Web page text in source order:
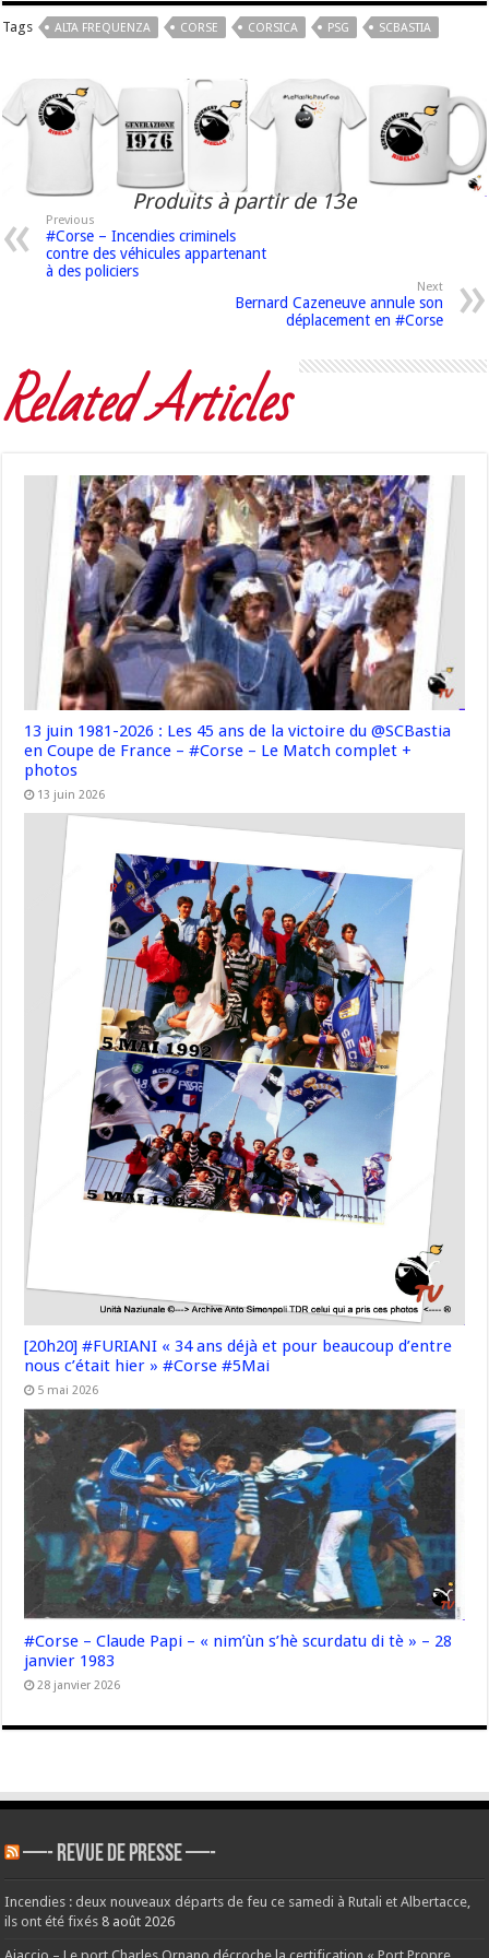
Tags ALTA FREQUENZA CORSE CORSICA PSG SCBASTIA
Produits à partir de 13e
Previous
#Corse – Incendies criminels
contre des véhicules appartenant
à des policiers
Next
Bernard Cazeneuve annule son
déplacement en #Corse
Related Articles
13 juin 1981-2026 : Les 45 ans de la victoire du @SCBastia
en Coupe de France – #Corse – Le Match complet +
photos
13 juin 2026
[20h20] #FURIANI « 34 ans déjà et pour beaucoup d’entre
nous c’était hier » #Corse #5Mai
5 mai 2026
#Corse – Claude Papi – « nim’ùn s’hè scurdatu di tè » – 28
janvier 1983
28 janvier 2026
—- REVUE DE PRESSE —-
Incendies : deux nouveaux départs de feu ce samedi à Rutali et Albertacce,
ils ont été fixés 8 août 2026